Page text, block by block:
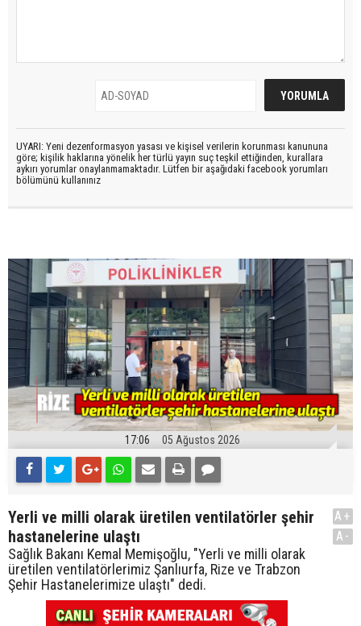
UYARI: Yeni dezenformasyon yasası ve kişisel verilerin korunması kanununa
göre; kişilik haklarına yönelik her türlü yayın suç teşkil ettiğinden, kurallara
aykırı yorumlar onaylanmamaktadır. Lütfen bir aşağıdaki facebook yorumları
bölümünü kullanınız
17:06 05 Ağustos 2026
Yerli ve milli olarak üretilen ventilatörler şehir
hastanelerine ulaştı
Sağlık Bakanı Kemal Memişoğlu, "Yerli ve milli olarak
üretilen ventilatörlerimiz Şanlıurfa, Rize ve Trabzon
Şehir Hastanelerimize ulaştı" dedi.
A+
A-